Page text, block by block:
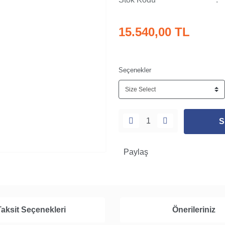
15.540,00 TL
Seçenekler
Paylaş
Seçenekleri Önerileriniz